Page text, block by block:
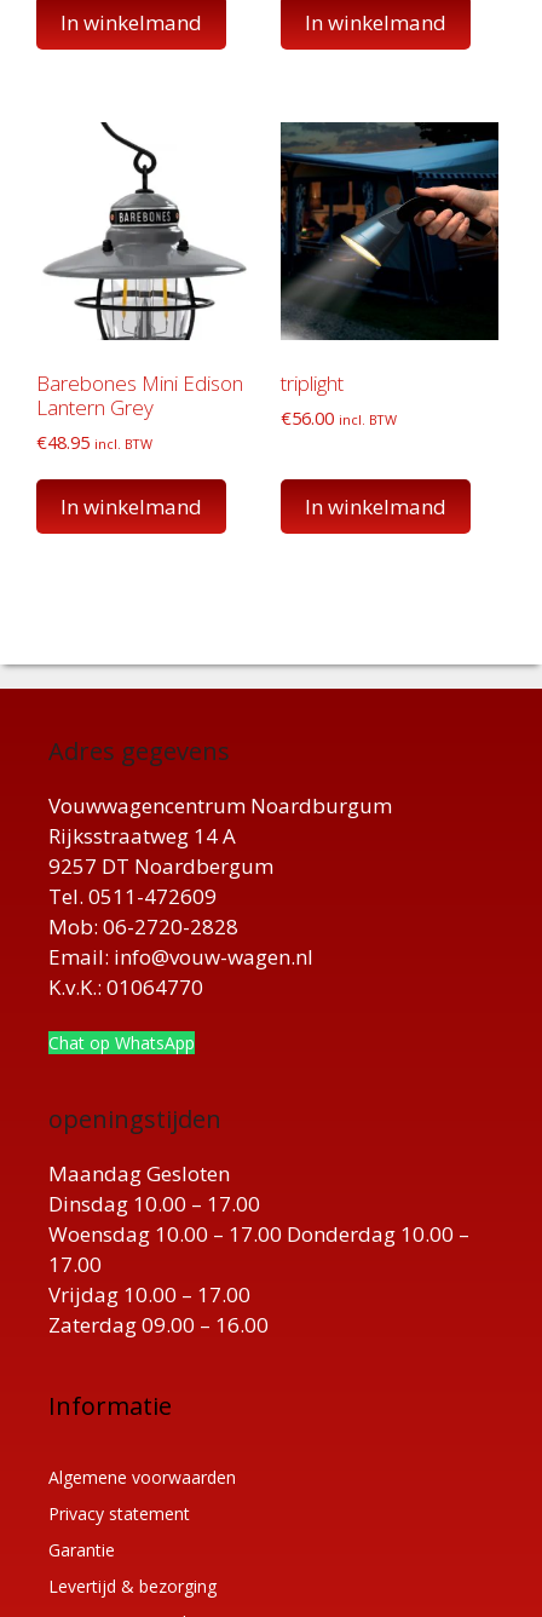
In winkelmand In winkelmand
Barebones Mini Edison
Lantern Grey
€48.95 incl. BTW
In winkelmand
triplight
€56.00 incl. BTW
In winkelmand
Adres gegevens
Vouwwagencentrum Noardburgum
Rijksstraatweg 14 A
9257 DT Noardbergum
Tel. 0511-472609
Mob: 06-2720-2828
Email: info@vouw-wagen.nl
K.v.K.: 01064770
Chat op WhatsApp
openingstijden
Maandag Gesloten
Dinsdag 10.00 – 17.00
Woensdag 10.00 – 17.00 Donderdag 10.00 –
17.00
Vrijdag 10.00 – 17.00
Zaterdag 09.00 – 16.00
Informatie
Algemene voorwaarden
Privacy statement
Garantie
Levertijd & bezorging